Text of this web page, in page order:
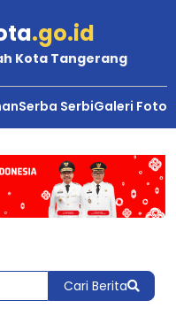
.go.id
Kota Tangerang
Serba SerbiGaleri Foto
Cari Berita